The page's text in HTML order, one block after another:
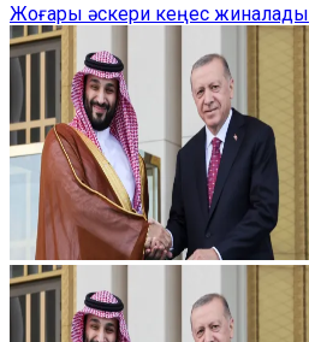
Жоғары әскери кеңес жиналады